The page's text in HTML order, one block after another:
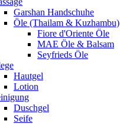
Garshan Handschuhe
Öle (Thailam & Kuzhambu)
Fiore d'Oriente Öle
MAE Öle & Balsam
Seyfrieds Öle
Hautgel
Lotion
Duschgel
Seife